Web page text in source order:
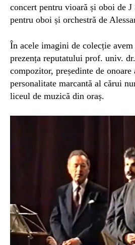
concert pentru vioară și oboi de J
pentru oboi și orchestră de
În acele imagini de colecție
prezența reputatului prof. univ.
compozitor, președinte de
personalitate marcantă al cărui
liceul de muzică din oraș.